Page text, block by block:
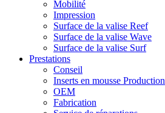
Mobilité
Impression
Surface de la valise Reef
Surface de la valise Wave
Surface de la valise Surf
Prestations
Conseil
Inserts en mousse Production
OEM
Fabrication